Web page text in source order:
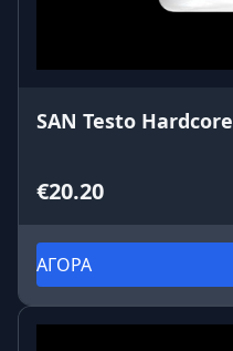
SAN Testo Hardcore
€20.20
ΑΓΟΡΑ